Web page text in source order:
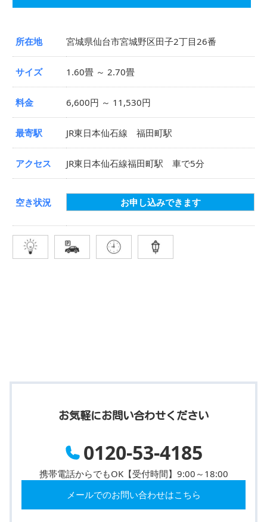
所在地 宮城県仙台市宮城野区田子2丁目26番
サイズ 1.60畳 ～ 2.70畳
料金 6,600円 ～ 11,530円
最寄駅 JR東日本仙石線 福田町駅
アクセス JR東日本仙石線福田町駅 車で5分
空き状況 お申し込みできます
お気軽にお問い合わせください
0120-53-4185
携帯電話からでもOK【受付時間】9:00～18:00
メールでのお問い合わせはこちら